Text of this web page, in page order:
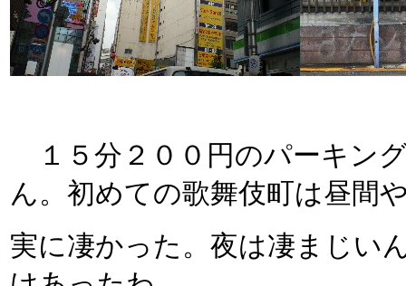
１５分２００円のパーキン
ん。初めての歌舞伎町は昼間
実に凄かった。夜は凄まじい